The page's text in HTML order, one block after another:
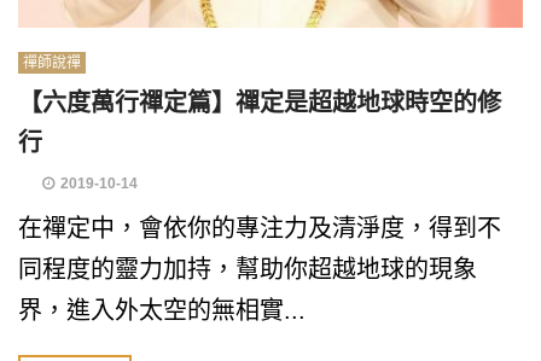
禪師說禪
【六度萬行禪定篇】禪定是超越地球時空的修
行
2019-10-14
在禪定中，會依你的專注力及清淨度，得到不
同程度的靈力加持，幫助你超越地球的現象
界，進入外太空的無相實...